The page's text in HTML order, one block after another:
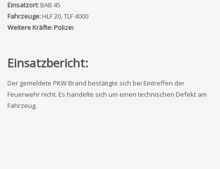
Einsatzort:BAB 45
Fahrzeuge:HLF 20, TLF 4000
Weitere Kräfte:Polizei
Einsatzbericht:
Der gemeldete PKW Brand bestätigte sich bei Eintreffen der
Feuerwehr nicht. Es handelte sich um einen technischen Defekt am
Fahrzeug.